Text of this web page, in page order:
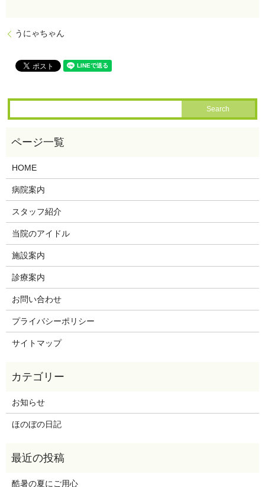
うにゃちゃん
HOME
病院案内
スタッフ紹介
当院のアイドル
施設案内
診療案内
お問い合わせ
プライバシーポリシー
サイトマップ
お知らせ
ほのぼの日記
酷暑の夏にご用心